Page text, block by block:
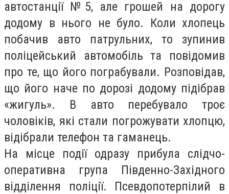
автостанції №5, але грошей на дорогу
додому в нього не було. Коли хлопець
побачив авто патрульних, то зупинив
поліцейський автомобіль та повідомив
про те, що його пограбували. Розповідав,
що його наче по дорозі додому підібрав
«жигуль». В авто перебувало троє
чоловіків, які стали погрожувати хлопцю,
відібрали телефон та гаманець.
На місце події одразу прибула слідчо-
оперативна група Південно-Західного
відділення поліції. Псевдопотерпілий в